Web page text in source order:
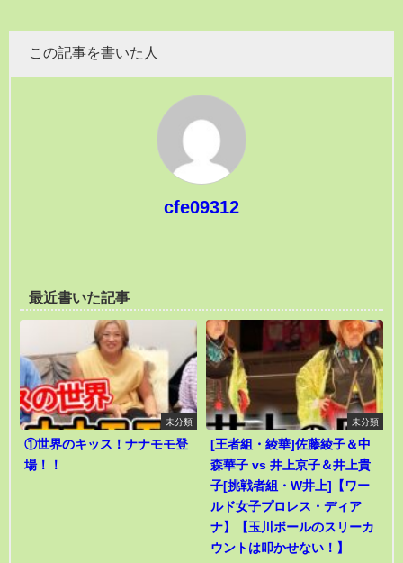
この記事を書いた人
cfe09312
最近書いた記事
未分類
①世界のキッス！ナナモモ登
場！！
未分類
[王者組・綾華]佐藤綾子＆中
森華子 vs 井上京子＆井上貴
子[挑戦者組・W井上]【ワー
ルド女子プロレス・ディア
ナ】【玉川ボールのスリーカ
ウントは叩かせない！】